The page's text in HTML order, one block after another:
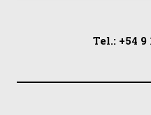
Tel.: +54 9